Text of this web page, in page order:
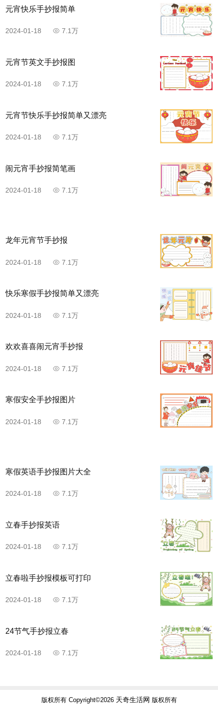
元宵快乐手抄报简单
2024-01-18 7.1万
元宵节英文手抄报图
2024-01-18 7.1万
元宵节快乐手抄报简单又漂亮
2024-01-18 7.1万
闹元宵手抄报简笔画
2024-01-18 7.1万
龙年元宵节手抄报
2024-01-18 7.1万
快乐寒假手抄报简单又漂亮
2024-01-18 7.1万
欢欢喜喜闹元宵手抄报
2024-01-18 7.1万
寒假安全手抄报图片
2024-01-18 7.1万
寒假英语手抄报图片大全
2024-01-18 7.1万
立春手抄报英语
2024-01-18 7.1万
立春啦手抄报模板可打印
2024-01-18 7.1万
24节气手抄报立春
2024-01-18 7.1万
版权所有 Copyright©2026 天奇生活网 版权所有